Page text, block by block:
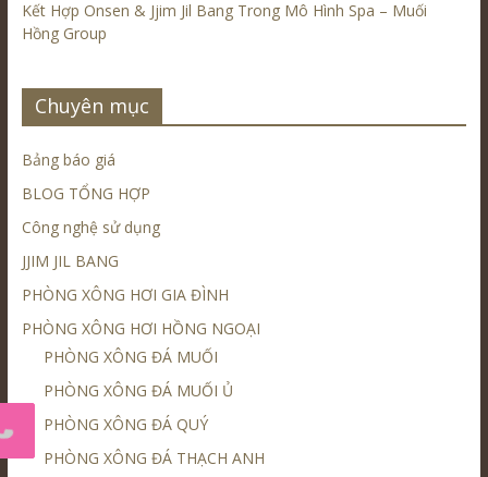
Kết Hợp Onsen & Jjim Jil Bang Trong Mô Hình Spa – Muối
Hồng Group
Chuyên mục
Bảng báo giá
BLOG TỔNG HỢP
Công nghệ sử dụng
JJIM JIL BANG
PHÒNG XÔNG HƠI GIA ĐÌNH
PHÒNG XÔNG HƠI HỒNG NGOẠI
PHÒNG XÔNG ĐÁ MUỐI
PHÒNG XÔNG ĐÁ MUỐI Ủ
PHÒNG XÔNG ĐÁ QUÝ
PHÒNG XÔNG ĐÁ THẠCH ANH